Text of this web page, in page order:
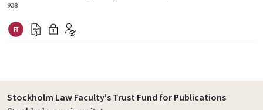
938
Stockholm Law Faculty's Trust Fund for Publications